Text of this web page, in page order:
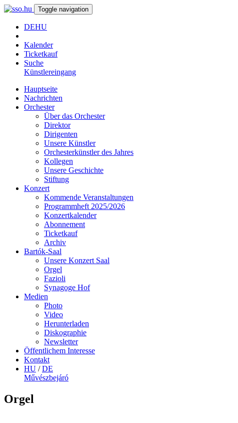
Toggle navigation
DEHU
Kalender
Ticketkauf
Suche
Künstlereingang
Hauptseite
Nachrichten
Orchester
Über das Orchester
Direktor
Dirigenten
Unsere Künstler
Orchesterkünstler des Jahres
Kollegen
Unsere Geschichte
Stiftung
Konzert
Kommende Veranstaltungen
Programmheft 2025/2026
Konzertkalender
Abonnement
Ticketkauf
Archiv
Bartók-Saal
Unsere Konzert Saal
Orgel
Fazioli
Synagoge Hof
Medien
Photo
Video
Herunterladen
Diskographie
Newsletter
Öffentlichem Interesse
Kontakt
HU / DE
Művészbejáró
Orgel